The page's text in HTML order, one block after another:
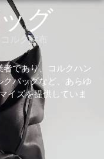
グ
ルク財布
であり、コルクハン
クバッグなど、あらゆ
イズを提供していま